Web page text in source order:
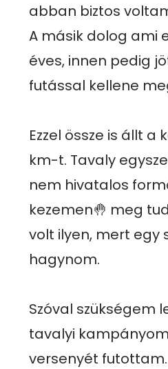
abban biztos
A másik dolog ami
éves, innen pedig
futással kellene
Ezzel össze is állt a
km-t. Tavaly
nem hivatalos
kezemen🤚 meg
volt ilyen, mert egy
hagynom.
Szóval szükségem
tavalyi
versenyét